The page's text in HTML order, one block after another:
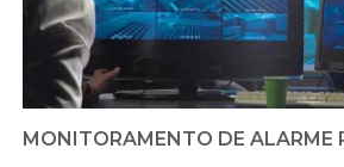
MONITORAMENTO DE ALARME